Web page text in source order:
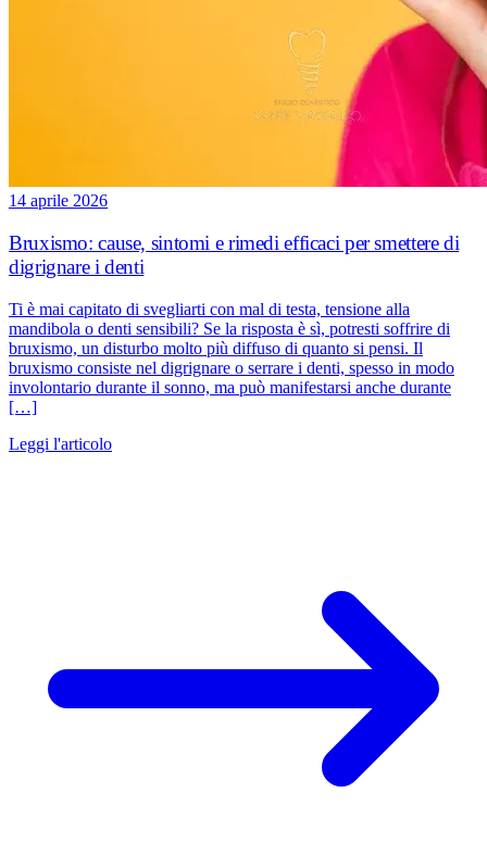
14 aprile 2026
Bruxismo: cause, sintomi e rimedi efficaci per smettere di
digrignare i denti
Ti è mai capitato di svegliarti con mal di testa, tensione alla
mandibola o denti sensibili? Se la risposta è sì, potresti soffrire di
bruxismo, un disturbo molto più diffuso di quanto si pensi. Il
bruxismo consiste nel digrignare o serrare i denti, spesso in modo
involontario durante il sonno, ma può manifestarsi anche durante
[…]
Leggi l'articolo